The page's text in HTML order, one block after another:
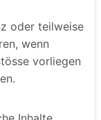
oder teilweise
wenn
vorliegen